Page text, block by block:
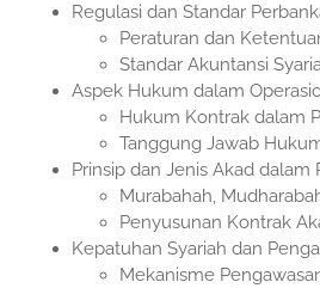
Regulasi dan Standar
Peraturan dan
Standar Akuntansi
Aspek Hukum dalam
Hukum Kontrak dalam
Tanggung Jawab
Prinsip dan Jenis Akad dalam
Murabahah,
Penyusunan Kontrak
Kepatuhan Syariah dan
Mekanisme